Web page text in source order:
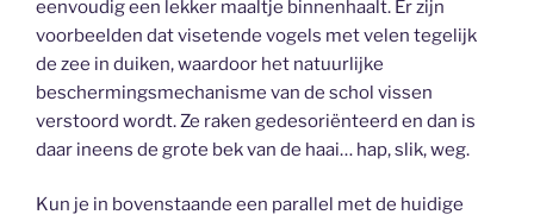
eenvoudig een lekker maaltje binnenhaalt. Er zijn
voorbeelden dat visetende vogels met velen tegelijk
de zee in duiken, waardoor het natuurlijke
beschermingsmechanisme van de schol vissen
verstoord wordt. Ze raken gedesoriënteerd en dan is
daar ineens de grote bek van de haai… hap, slik, weg.
Kun je in bovenstaande een parallel met de huidige